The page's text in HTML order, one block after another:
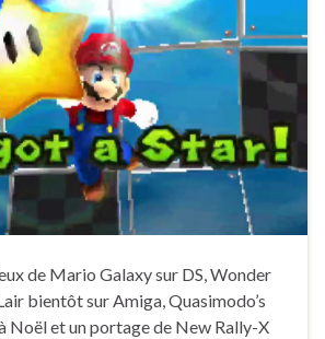
de Mario Galaxy sur DS, Wonder
bientôt sur Amiga, Quasimodo’s
Noël et un portage de New Rally-X